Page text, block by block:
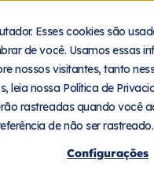
Esses cookies são
de você. Usamos essas
nossos visitantes, tanto
leia nossa Política de
rastreadas quando você
de não ser rastreado.
Configurações